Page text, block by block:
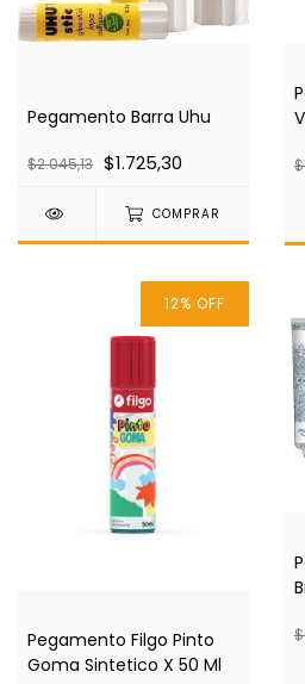
Pegamento Barra Uhu
$2.045,13 $1.725,30
COMPRAR
12% OFF
Pegamento Filgo Pinto
Goma Sintetico X 50 Ml